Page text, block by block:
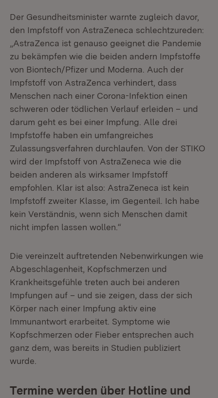
Der Gesundheitsminister warnte zugleich davor,
den Impfstoff von AstraZeneca schlechtzureden:
„AstraZenca ist genauso geeignet die Pandemie
zu bekämpfen wie die beiden andern Impfstoffe
von Biontech/Pfizer und Moderna. Auch der
Impfstoff von AstraZenca verhindert, dass
Menschen nach einer Corona-Infektion einen
schweren oder tödlichen Verlauf erleiden – und
darum geht es bei einer Impfung. Alle drei
Impfstoffe haben ein umfangreiches
Zulassungsverfahren durchlaufen. Von der STIKO
wird der Impfstoff von AstraZeneca wie die
beiden anderen als wirksamer Impfstoff
empfohlen. Klar ist also: AstraZeneca ist kein
Impfstoff zweiter Klasse, im Gegenteil. Ich habe
kein Verständnis, wenn sich Menschen damit
nicht impfen lassen wollen.“
Die vereinzelt auftretenden Nebenwirkungen wie
Abgeschlagenheit, Kopfschmerzen und
Krankheitsgefühle treten auch bei anderen
Impfungen auf – und sie zeigen, dass der sich
Körper nach einer Impfung aktiv eine
Immunantwort erarbeitet. Symptome wie
Kopfschmerzen oder Fieber entsprechen auch
ganz dem, was bereits in Studien publiziert
wurde.
Termine werden über Hotline und